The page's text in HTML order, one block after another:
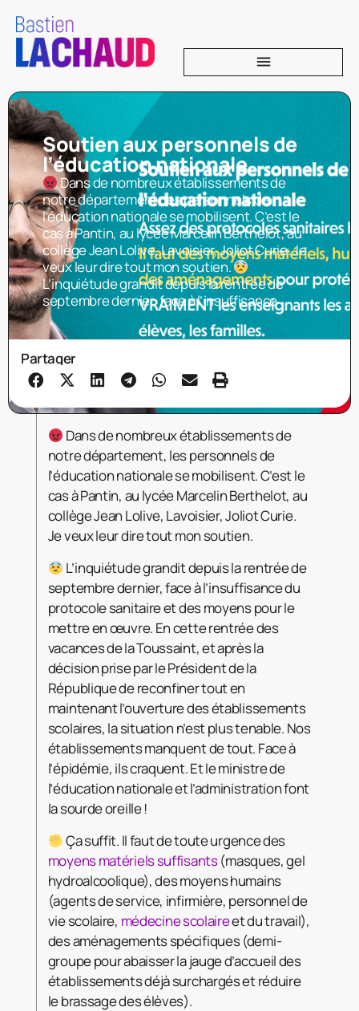
Soutien aux personnels de
l’éducation nationale
Dans de nombreux établissements de
notre département, les personnels de
l’éducation nationale se mobilisent. C’est le
cas à Pantin, au lycée Marcelin Berthelot, au
collège Jean Lolive, Lavoisier, Joliot Curie. Je
veux leur dire tout mon soutien.
L’inquiétude grandit depuis la rentrée de
septembre dernier, face à l’insuffisance
Partager
Dans de nombreux établissements de
notre département, les personnels de
l’éducation nationale se mobilisent. C’est le
cas à Pantin, au lycée Marcelin Berthelot, au
collège Jean Lolive, Lavoisier, Joliot Curie.
Je veux leur dire tout mon soutien.
L’inquiétude grandit depuis la rentrée de
septembre dernier, face à l’insuffisance du
protocole sanitaire et des moyens pour le
mettre en œuvre. En cette rentrée des
vacances de la Toussaint, et après la
décision prise par le Président de la
République de reconfiner tout en
maintenant l’ouverture des établissements
scolaires, la situation n’est plus tenable. Nos
établissements manquent de tout. Face à
l’épidémie, ils craquent. Et le ministre de
l’éducation nationale et l’administration font
la sourde oreille !
Ça suffit. Il faut de toute urgence des
moyens matériels suffisants(masques, gel
hydroalcoolique), des moyens humains
(agents de service, infirmière, personnel de
vie scolaire, médecine scolaireet du travail),
des aménagements spécifiques (demi-
groupe pour abaisser la jauge d’accueil des
établissements déjà surchargés et réduire
le brassage des élèves).